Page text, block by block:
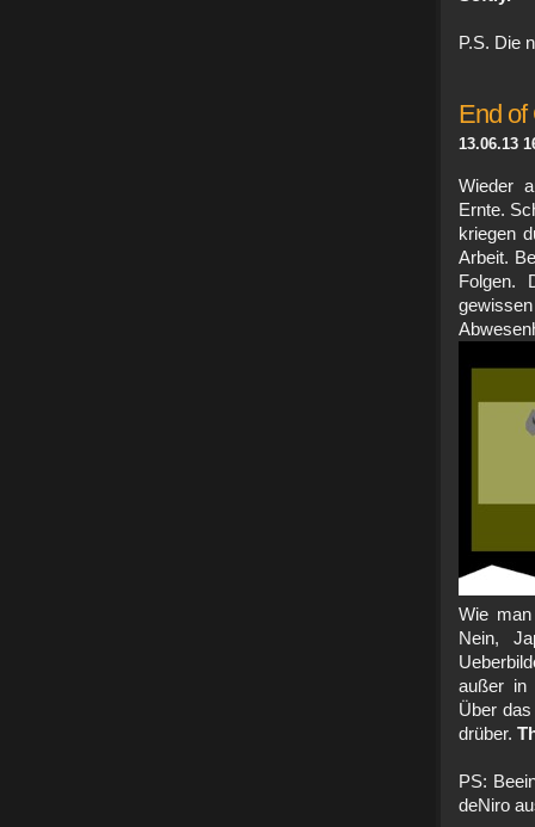
P.S. Die
End of
13.06.13
Wieder
Ernte.
kriegen
Arbeit.
Folgen.
Wie
Nein,
außer in
Über
drüber.
PS:
deNiro